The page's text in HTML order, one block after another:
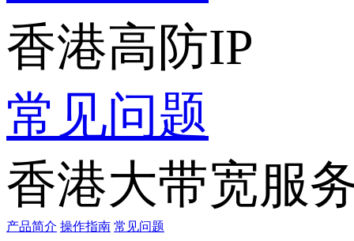
香港高防IP
常见问题
香港大带宽服
产品简介 操作指南 常见问题